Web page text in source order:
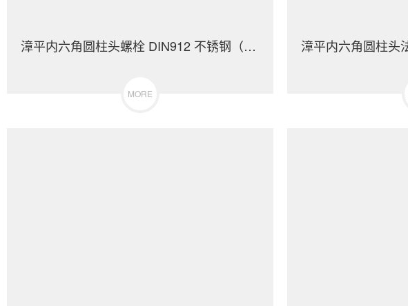
漳平内六角圆柱头螺栓 DIN912 不锈钢（304/316）碳钢 合金钢
MORE